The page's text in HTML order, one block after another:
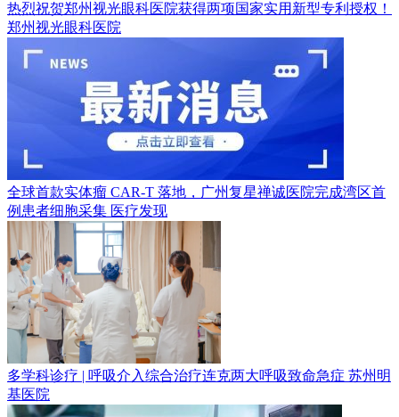
热烈祝贺郑州视光眼科医院获得两项国家实用新型专利授权！
郑州视光眼科医院
全球首款实体瘤 CAR-T 落地，广州复星禅诚医院完成湾区首
例患者细胞采集 医疗发现
多学科诊疗 | 呼吸介入综合治疗连克两大呼吸致命急症 苏州明
基医院